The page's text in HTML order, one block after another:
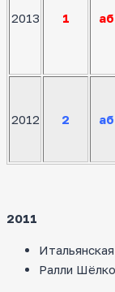
2013 1
2012 2
2011
Ралли